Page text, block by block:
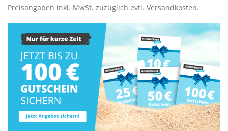
Preisangaben inkl. MwSt. zuzüglich evtl. Versandkosten.